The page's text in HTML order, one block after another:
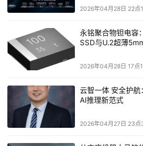
盘古大模型的使命是让各个行业不必重
及行业大模型、预训练和后训练语料、
型训练工具集、行业裁判模型、行业
力，通过华为云ModelArts完备的工具
将企业自己沉淀的数据资产，进行高质
化学习，让行业客户能够快速打造自己
中国农业科学院在盘古大模型基础上，
跨物种多组学数据，构建了面向育种
2026年04月28日 22点
永铭聚合物钽电容
SSD与U.2超薄
2026年04月28日 17点
云智一体 安全护
AI推理新范式
2026年04月27日 23点